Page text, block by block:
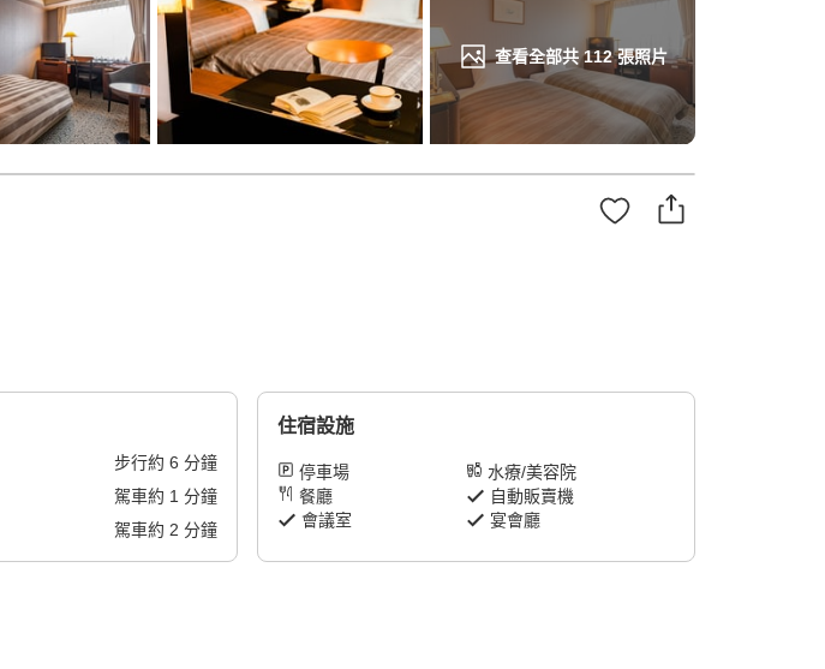
查看全部共112張照片
步行約 6 分鐘
駕車約 1 分鐘
駕車約 2 分鐘
住宿設施
停車場
水療/美容院
餐廳
自動販賣機
會議室
宴會廳